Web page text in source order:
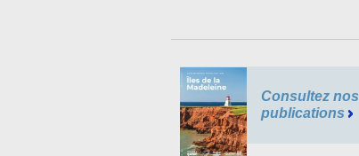
Consultez nos
publications